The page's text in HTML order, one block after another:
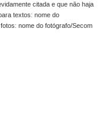
citada e que não haja
textos: nome do
nome do fotógrafo/Secom